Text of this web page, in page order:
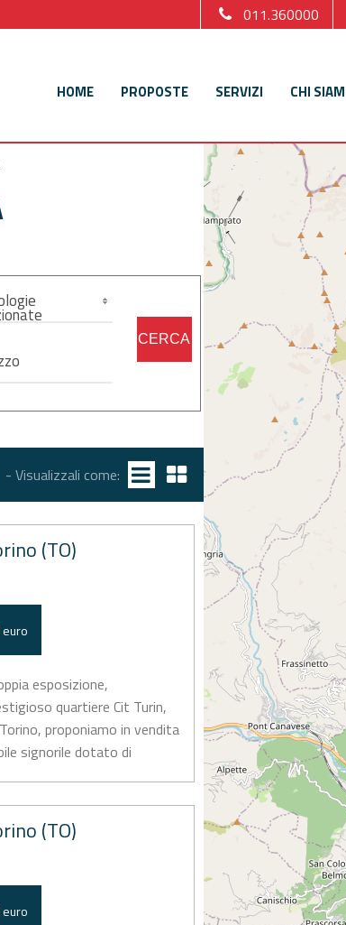
HOME PROPOSTE SERVIZI CHI
011.360000
CERCA
- Visualizzali come:
(TO)
euro
esposizione,
quartiere Cit Turin,
proponiamo in vendita
signorile dotato di
(TO)
euro